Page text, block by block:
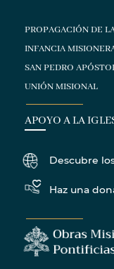
PROPAGACIÓN DE
INFANCIA
SAN PEDRO
UNIÓN MISIONAL
APOYO A LA
Descubre
Haz una